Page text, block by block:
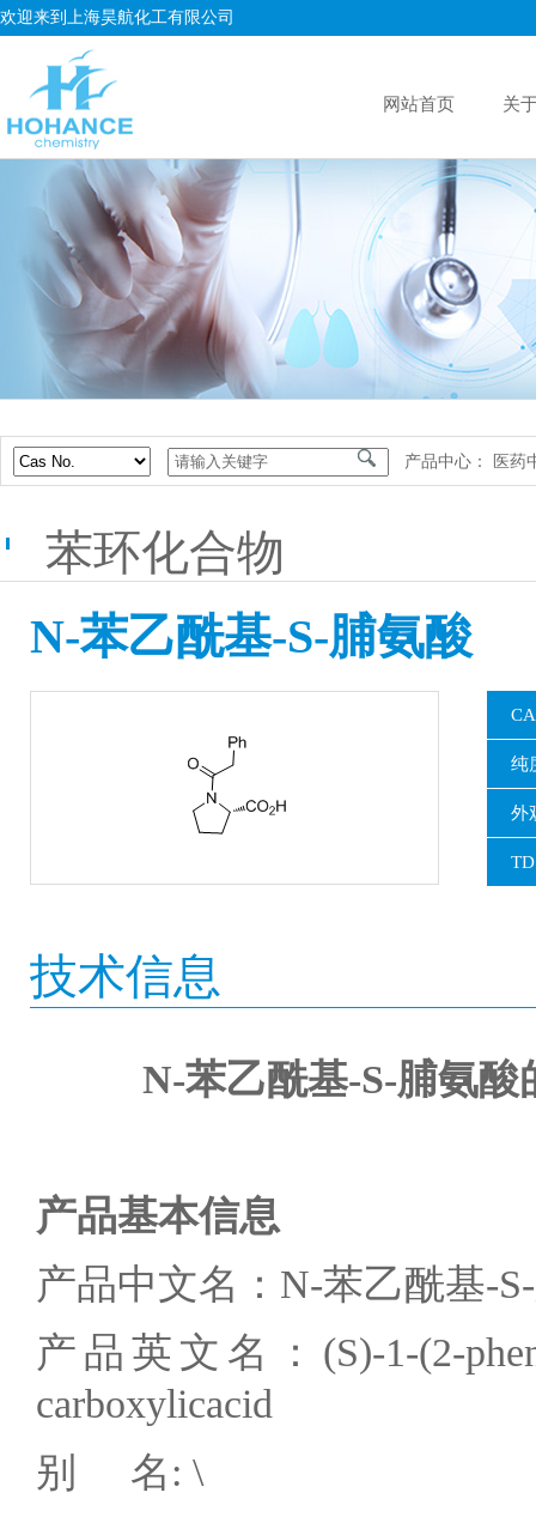
欢迎来到上海昊航化工有限公司
网站首页 关
产品中心： 医药
苯环化合物
N-苯乙酰基-S-脯氨酸
纯
外
技术信息
N-苯乙酰基-S-脯氨酸
产品基本信息
产品中文名：N-苯乙酰基-
产品英文名：(S)-1-(2-
carboxylicacid
别 名: \